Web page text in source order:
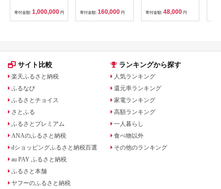
寄付金額: 1,000,000 円 寄付金額: 160,000 円 寄付金額: 48,000 円
サイト比較
楽天ふるさと納税
ふるなび
ふるさとチョイス
さとふる
ふるさとプレミアム
ANAのふるさと納税
dショッピングふるさと納税百選
au PAY ふるさと納税
ふるさと本舗
ヤフーのふるさと納税
ランキングから探す
人気ランキング
還元率ランキング
家電ランキング
高額ランキング
一人暮らし
食べ物以外
その他のランキング